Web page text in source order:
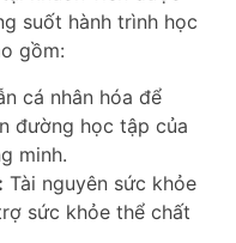
suốt hành trình học
gồm:
cá nhân hóa để
đường học tập của
minh.
Tài nguyên sức khỏe
sức khỏe thể chất